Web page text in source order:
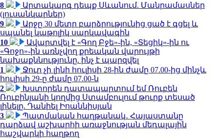
8
Արտակարգ դեպք Սևանում. Մանրամասներ
(լուսանկարներ)
9
Արջը 30 մետր բարձրությունից ցած է գցել և
սպանել կաթոլիկ սարկավագին
10
Ավարտվել է «Գող Բջե»-ին, «Տեցիկ»-ին ու
«Գոջո»-ին առնչվող քրեական վարույթի
նախաքննությունը. ինչ է պարզվել
1
Ջուր չի լինի հուլիսի 28-ին ժամը 07.00-ից մինչև
հուլիսի 29-ը ժամը 07.00-ն
2
Խստորեն դատապարտում եմ Ռուբեն
Ռուբինյանի կողմից Ստամբուլում թուրք տեսած
լինելը. Դանիել Իոաննիսյան
3
Պատմական հաղթանակ․ Հայաստանը
դարձավ աշխարհի առաջնության մեդալային
հաշվարկի հաղթող